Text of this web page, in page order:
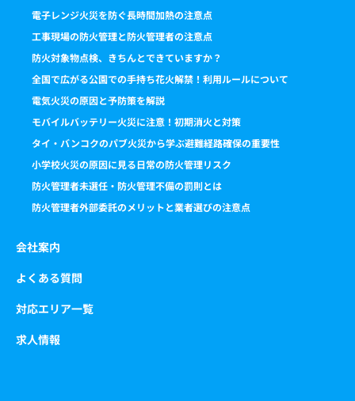
電子レンジ火災を防ぐ長時間加熱の注意点
工事現場の防火管理と防火管理者の注意点
防火対象物点検、きちんとできていますか？
全国で広がる公園での手持ち花火解禁！利用ルールについて
電気火災の原因と予防策を解説
モバイルバッテリー火災に注意！初期消火と対策
タイ・バンコクのパブ火災から学ぶ避難経路確保の重要性
小学校火災の原因に見る日常の防火管理リスク
防火管理者未選任・防火管理不備の罰則とは
防火管理者外部委託のメリットと業者選びの注意点
会社案内
よくある質問
対応エリア一覧
求人情報